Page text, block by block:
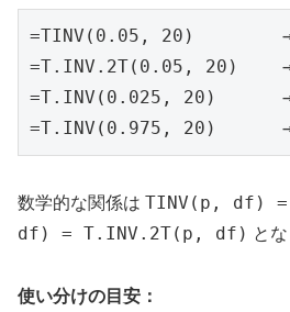
=TINV(0.05, 20)        →
=T.INV.2T(0.05, 20)    →
=T.INV(0.025, 20)      →
=T.INV(0.975, 20)      →
数学的な関係は TINV(p, df)
df) = T.INV.2T(p, df) とな
使い分けの目安：